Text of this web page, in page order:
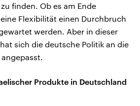
finden. Ob es am Ende
Flexibilität einen Durchbruch
werden. Aber in dieser
sich die deutsche Politik an die
Produkte in Deutschland